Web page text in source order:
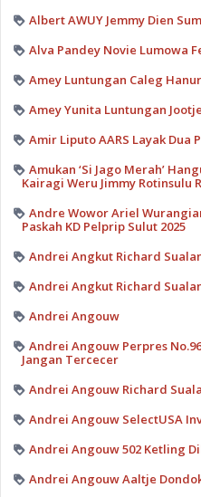
Albert AWUY Jemmy Dien
Alva Pandey Novie Lumowa
Amey Luntungan Caleg
Amey Yunita Luntungan
Amir Liputo AARS Layak Dua
Amukan ‘Si Jago Merah’
Kairagi Weru Jimmy Rotinsulu
Andre Wowor Ariel
Paskah KD Pelprip Sulut 2025
Andrei Angkut Richard
Andrei Angkut Richard
Andrei Angouw
Andrei Angouw Perpres
Jangan Tercecer
Andrei Angouw Richard
Andrei Angouw SelectUSA
Andrei Angouw 502 Ketling
Andrei Angouw Aaltje